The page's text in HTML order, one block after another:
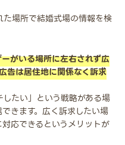
場所で結婚式場の情報を検
がいる場所に左右されず広
告は居住地に関係なく訴求
たい」という戦略がある場
きます。広く訴求したい場
応できるというメリットが